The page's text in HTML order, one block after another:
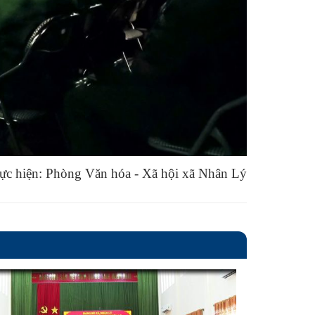
hiện: Phòng Văn hóa - Xã hội xã Nhân Lý